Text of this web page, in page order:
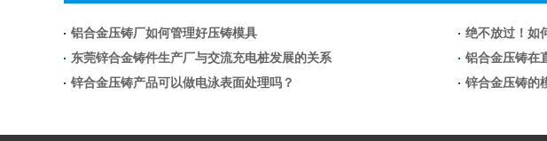
铝合金压铸厂如何管理好压铸模具
绝不放过！如
东莞锌合金铸件生产厂与交流充电桩发展的关系
铝合金压铸在
锌合金压铸产品可以做电泳表面处理吗？
锌合金压铸的